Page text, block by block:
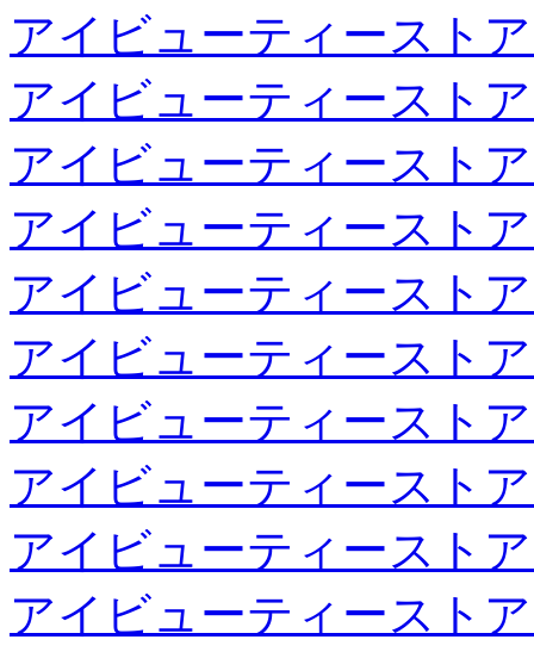
アイビューティースト
アイビューティースト
アイビューティースト
アイビューティースト
アイビューティースト
アイビューティースト
アイビューティースト
アイビューティースト
アイビューティースト
アイビューティースト